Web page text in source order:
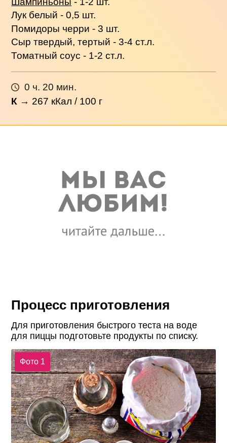
Лук белый - 0,5 шт.
Помидоры черри - 3 шт.
Сыр твердый, тертый - 3-4 ст.л.
Томатный соус - 1-2 ст.л.
0 ч. 20 мин.
К → 267 кКал / 100 г
Процесс приготовления
Для приготовления быстрого теста на воде
для пиццы подготовьте продукты по списку.
Фото 1